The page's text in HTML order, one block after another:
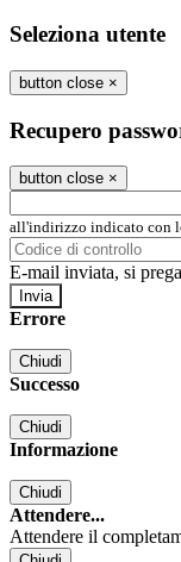
Seleziona utente
button close ×
Recupero
button close ×
all'indirizzo indicato con
E-mail inviata, si
Errore
Chiudi
Successo
Chiudi
Informazione
Chiudi
Attendere...
Attendere il